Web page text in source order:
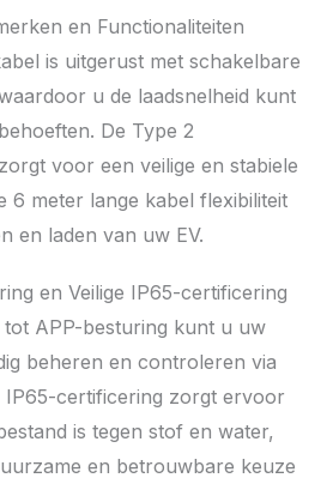
en Functionaliteiten
is uitgerust met schakelbare
u de laadsnelheid kunt
De Type 2
voor een veilige en stabiele
6 meter lange kabel flexibiliteit
en laden van uw EV.
en Veilige IP65-certificering
tot APP-besturing kunt u uw
beheren en controleren via
IP65-certificering zorgt ervoor
is tegen stof en water,
en betrouwbare keuze